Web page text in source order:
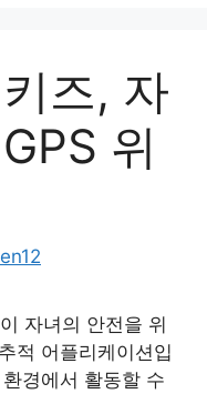
즈, 자
위
자녀의 안전을 위
적 어플리케이션입
경에서 활동할 수